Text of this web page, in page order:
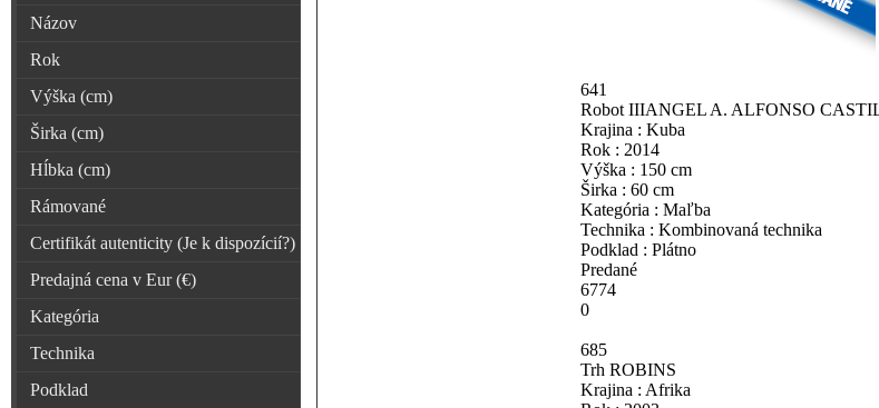
Názov
Rok
Výška (cm)
Širka (cm)
Hĺbka (cm)
Rámované
Certifikát autenticity (Je k dispozícií?)
Predajná cena v Eur (€)
Kategória
Technika
Podklad
641
Robot IIIANGEL A. ALFONSO
Krajina : Kuba
Rok : 2014
Výška : 150 cm
Širka : 60 cm
Kategória : Maľba
Technika : Kombinovaná technika
Podklad : Plátno
Predané
6774
0
685
Trh ROBINS
Krajina : Afrika